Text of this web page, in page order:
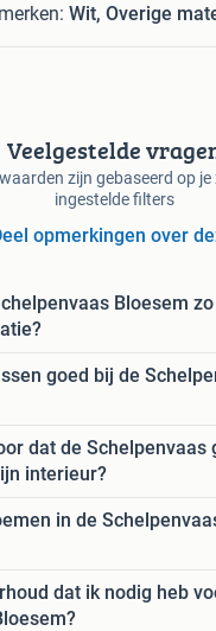
Wit, Overige
Veelgestelde
zijn gebaseerd op
ingestelde filters
opmerkingen over
Bloesem
goed bij de
dat de Schelpenvaas
interieur?
in de
dat ik nodig heb